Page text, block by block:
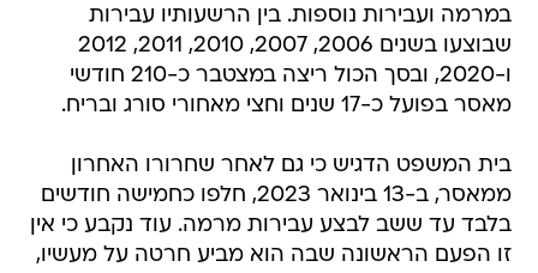
במרמה ועבירות נוספות. בין הרשעותיו עבירות
שבוצעו בשנים 2006, 2007, 2010, 2011, 2012
ו-2020, ובסך הכול ריצה במצטבר כ-210 חודשי
מאסר בפועל כ-17 שנים וחצי מאחורי סורג ובריח.
בית המשפט הדגיש כי גם לאחר שחרורו האחרון
ממאסר, ב-13 בינואר 2023, חלפו כחמישה חודשים
בלבד עד ששב לבצע עבירות מרמה. עוד נקבע כי אין
זו הפעם הראשונה שבה הוא מביע חרטה על מעשיו,